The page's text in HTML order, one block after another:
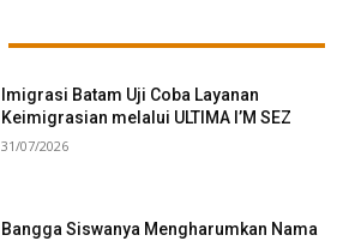
Imigrasi Batam Uji Coba Layanan
Keimigrasian melalui ULTIMA I’M SEZ
31/07/2026
Bangga Siswanya Mengharumkan Nama